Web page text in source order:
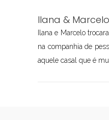
Ilana & Marcelo
Ilana e Marcelo
na companhia de
aquele casal que é